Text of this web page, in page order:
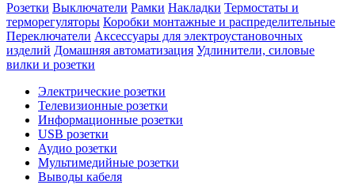
Розетки Выключатели Рамки Накладки Термостаты и
терморегуляторы Коробки монтажные и распределительные
Переключатели Аксессуары для электроустановочных
изделий Домашняя автоматизация Удлинители, силовые
вилки и розетки
Электрические розетки
Телевизионные розетки
Информационные розетки
USB розетки
Аудио розетки
Мультимедийные розетки
Выводы кабеля